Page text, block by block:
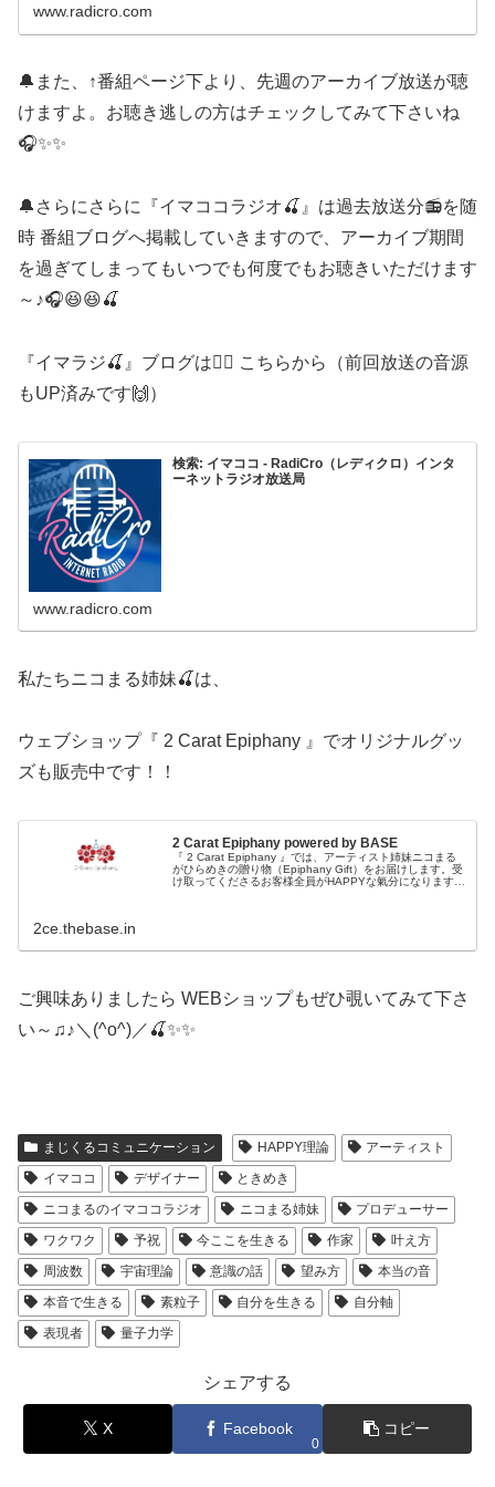
www.radicro.com
🔔また、↑番組ページ下より、先週のアーカイブ放送が聴
けますよ。お聴き逃しの方はチェックしてみて下さいね
🎧✨✨
🔔さらにさらに『イマココラジオ🍒』は過去放送分📻を随
時 番組ブログへ掲載していきますので、アーカイブ期間
を過ぎてしまってもいつでも何度でもお聴きいただけます
～♪🎧😆😆🍒
『イマラジ🍒』ブログは💁‍♀️ こちらから（前回放送の音源
もUP済みです🙌）
検索: イマココ - RadiCro（レディクロ）インタ
ーネットラジオ放送局
www.radicro.com
私たちニコまる姉妹🍒は、
ウェブショップ『 2 Carat Epiphany 』でオリジナルグッ
ズも販売中です！！
2 Carat Epiphany powered by BASE
『 2 Carat Epiphany 』では、アーティスト姉妹ニコまる
がひらめきの贈り物（Epiphany Gift）をお届けします。受
け取ってくださるお客様全員がHAPPYな氣分になりますよ
2ce.thebase.in
ご興味ありましたら WEBショップもぜひ覗いてみて下さ
い～♫♪＼(^o^)／🍒✨✨
まじくるコミュニケーション HAPPY理論
アーティスト
イマココ
デザイナー
ときめき
ニコまるのイマココラジオ
ニコまる姉妹
プロデューサー
ワクワク
予祝 今ここを生きる 作家
叶え方
周波数
宇宙理論 意識の話 望み方
本当の音
本音で生きる
素粒子 自分を生きる
自分軸
表現者
量子力学
シェアする
X Facebook
0
コピー